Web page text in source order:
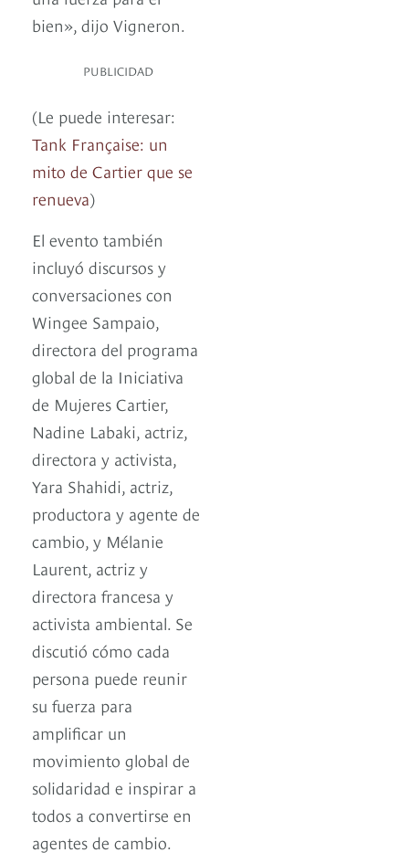
bien», dijo Vigneron.
PUBLICIDAD
(Le puede interesar:
Tank Française: un
mito de Cartier que se
renueva)
El evento también
incluyó discursos y
conversaciones con
Wingee Sampaio,
directora del programa
global de la Iniciativa
de Mujeres Cartier,
Nadine Labaki, actriz,
directora y activista,
Yara Shahidi, actriz,
productora y agente de
cambio, y Mélanie
Laurent, actriz y
directora francesa y
activista ambiental. Se
discutió cómo cada
persona puede reunir
su fuerza para
amplificar un
movimiento global de
solidaridad e inspirar a
todos a convertirse en
agentes de cambio.